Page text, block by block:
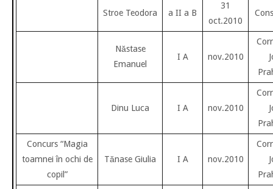
Stroe Teodora a II a B
31
oct.2010
Năstase
Emanuel
I A nov.2010
Dinu Luca I A nov.2010
Concurs “Magia
toamnei în ochi de
copil”
Tănase Giulia I A nov.2010